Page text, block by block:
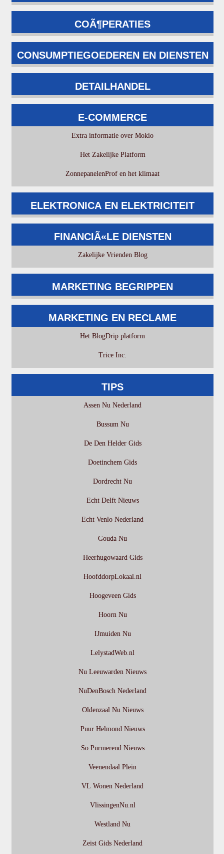
COÃ¶PERATIES
CONSUMPTIEGOEDEREN EN DIENSTEN
DETAILHANDEL
E-COMMERCE
Extra informatie over Mokio
Het Zakelijke Platform
ZonnepanelenProf en het klimaat
ELEKTRONICA EN ELEKTRICITEIT
FINANCIÃ«LE DIENSTEN
Zakelijke Vrienden Blog
MARKETING BEGRIPPEN
MARKETING EN RECLAME
Het BlogDrip platform
Trice Inc.
TIPS
Assen Nu Nederland
Bussum Nu
De Den Helder Gids
Doetinchem Gids
Dordrecht Nu
Echt Delft Nieuws
Echt Venlo Nederland
Gouda Nu
Heerhugowaard Gids
HoofddorpLokaal.nl
Hoogeveen Gids
Hoorn Nu
IJmuiden Nu
LelystadWeb.nl
Nu Leeuwarden Nieuws
NuDenBosch Nederland
Oldenzaal Nu Nieuws
Puur Helmond Nieuws
So Purmerend Nieuws
Veenendaal Plein
VL Wonen Nederland
VlissingenNu.nl
Westland Nu
Zeist Gids Nederland